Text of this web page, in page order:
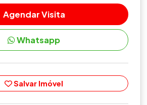
Agendar Visita
Whatsapp
Salvar Imóvel